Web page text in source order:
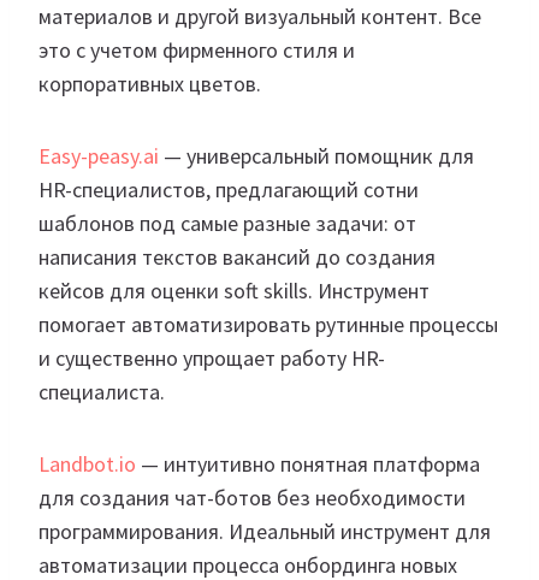
материалов и другой визуальный контент. Все
это с учетом фирменного стиля и
корпоративных цветов.
Easy-peasy.ai — универсальный помощник для
HR-специалистов, предлагающий сотни
шаблонов под самые разные задачи: от
написания текстов вакансий до создания
кейсов для оценки soft skills. Инструмент
помогает автоматизировать рутинные процессы
и существенно упрощает работу HR-
специалиста.
Landbot.io — интуитивно понятная платформа
для создания чат-ботов без необходимости
программирования. Идеальный инструмент для
автоматизации процесса онбординга новых